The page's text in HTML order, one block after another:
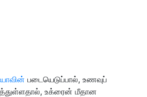
படையெடுப்பால், உணவுப்
உக்ரைன் மீதான